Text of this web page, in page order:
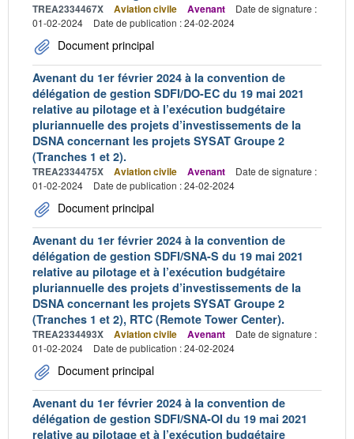
TREA2334467X Aviation civile Avenant
Date de signature :
01-02-2024
Date de publication : 24-02-2024
Document principal
Avenant du 1er février 2024 à la convention de
délégation de gestion SDFI/DO-EC du 19 mai 2021
relative au pilotage et à l’exécution budgétaire
pluriannuelle des projets d’investissements de la
DSNA concernant les projets SYSAT Groupe 2
(Tranches 1 et 2).
TREA2334475X Aviation civile Avenant
Date de signature :
01-02-2024
Date de publication : 24-02-2024
Document principal
Avenant du 1er février 2024 à la convention de
délégation de gestion SDFI/SNA-S du 19 mai 2021
relative au pilotage et à l’exécution budgétaire
pluriannuelle des projets d’investissements de la
DSNA concernant les projets SYSAT Groupe 2
(Tranches 1 et 2), RTC (Remote Tower Center).
TREA2334493X Aviation civile Avenant
Date de signature :
01-02-2024
Date de publication : 24-02-2024
Document principal
Avenant du 1er février 2024 à la convention de
délégation de gestion SDFI/SNA-OI du 19 mai 2021
relative au pilotage et à l’exécution budgétaire